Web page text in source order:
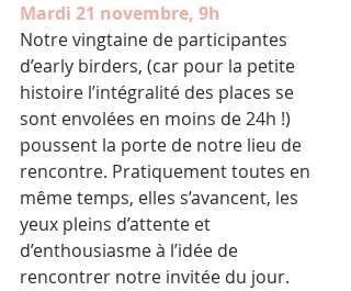
Mardi 21 novembre, 9h
Notre vingtaine de participantes
d’early birders, (car pour la petite
histoire l’intégralité des places se
sont envolées en moins de 24h !)
poussent la porte de notre lieu de
rencontre. Pratiquement toutes en
même temps, elles s’avancent, les
yeux pleins d’attente et
d’enthousiasme à l’idée de
rencontrer notre invitée du jour.